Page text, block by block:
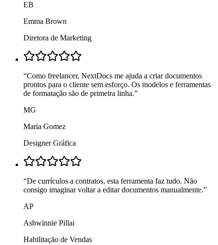
EB
Emma Brown
Diretora de Marketing
“Como freelancer, NextDocs me ajuda a criar documentos
prontos para o cliente sem esforço. Os modelos e ferramentas
de formatação são de primeira linha.”
MG
Maria Gomez
Designer Gráfica
“De currículos a contratos, esta ferramenta faz tudo. Não
consigo imaginar voltar a editar documentos manualmente.”
AP
Ashwinnie Pillai
Habilitação de Vendas